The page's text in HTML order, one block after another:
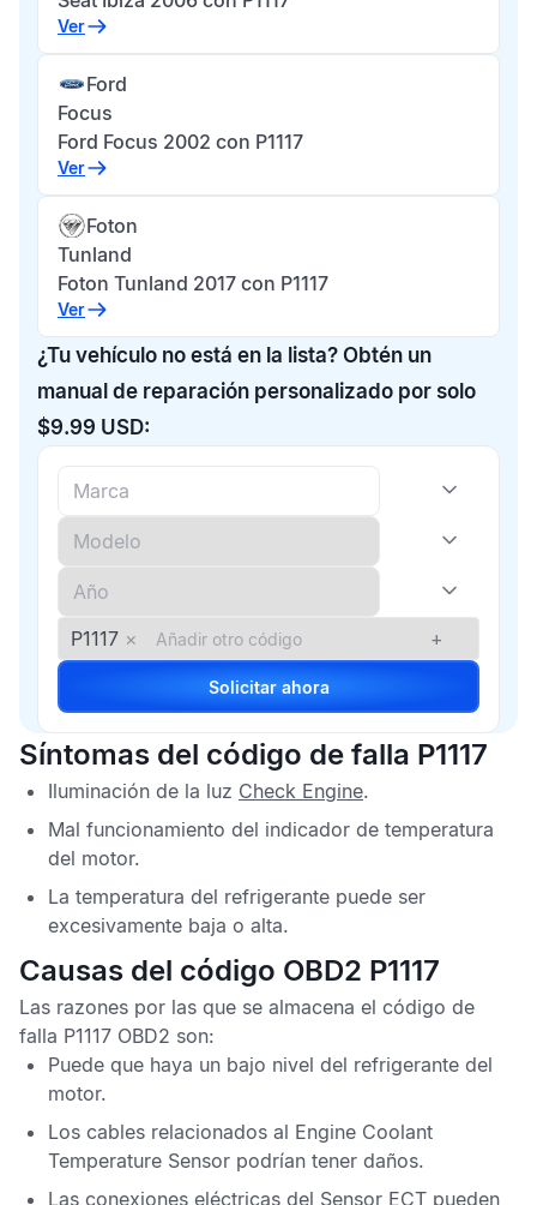
Ver
Ford
Focus
Ford Focus 2002 con P1117
Ver
Foton
Tunland
Foton Tunland 2017 con P1117
Ver
¿Tu vehículo no está en la lista? Obtén un
manual de reparación personalizado por solo
$9.99 USD:
P1117 × +
Solicitar ahora
Síntomas del código de falla P1117
Iluminación de la luz Check Engine.
Mal funcionamiento del indicador de temperatura
del motor.
La temperatura del refrigerante puede ser
excesivamente baja o alta.
Causas del código OBD2 P1117
Las razones por las que se almacena el código de
falla P1117 OBD2 son:
Puede que haya un bajo nivel del refrigerante del
motor.
Los cables relacionados al Engine Coolant
Temperature Sensor podrían tener daños.
Las conexiones eléctricas del Sensor ECT pueden